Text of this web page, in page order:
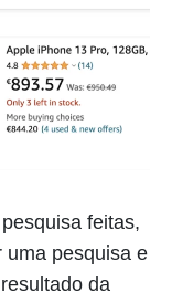
feitas,
uma pesquisa e
da